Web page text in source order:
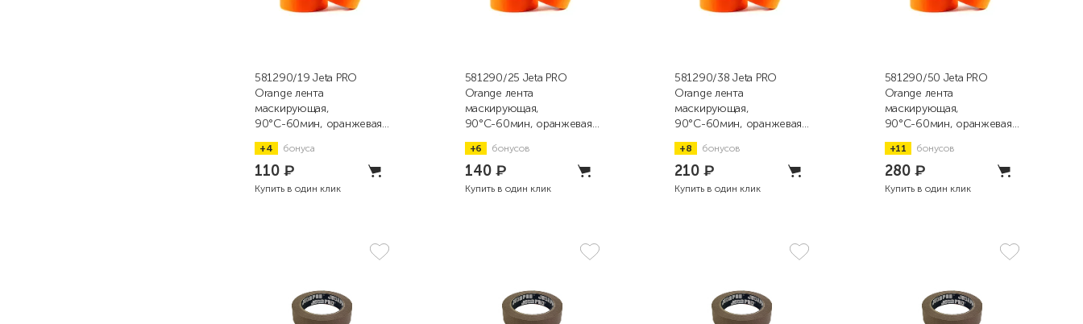
581290/19 Jeta PRO
Orange лента
маскирующая,
90°С-60мин, оранжевая,
19ммx40м
+4 бонуса
110 ₽
Купить в один клик
581290/25 Jeta PRO
Orange лента
маскирующая,
90°С-60мин, оранжевая,
25ммx40м
+6 бонусов
140 ₽
Купить в один клик
581290/38 Jeta PRO
Orange лента
маскирующая,
90°С-60мин, оранжевая,
38ммx40м
+8 бонусов
210 ₽
Купить в один клик
581290/50 Jeta PRO
Orange лента
маскирующая,
90°С-60мин, оранжевая,
50ммx40м
+11 бонусов
280 ₽
Купить в один клик